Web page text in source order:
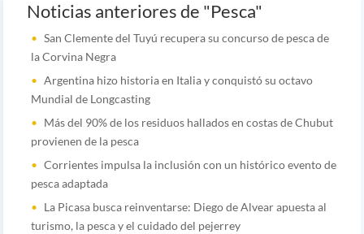
Noticias anteriores de "Pesca"
San Clemente del Tuyú recupera su concurso de pesca de
la Corvina Negra
Argentina hizo historia en Italia y conquistó su octavo
Mundial de Longcasting
Más del 90% de los residuos hallados en costas de Chubut
provienen de la pesca
Corrientes impulsa la inclusión con un histórico evento de
pesca adaptada
La Picasa busca reinventarse: Diego de Alvear apuesta al
turismo, la pesca y el cuidado del pejerrey